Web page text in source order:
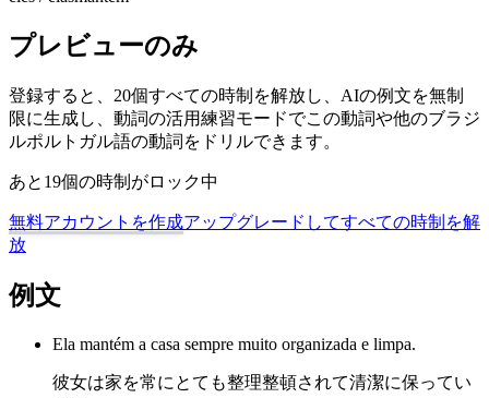
プレビューのみ
登録すると、20個すべての時制を解放し、AIの例文を無制
限に生成し、動詞の活用練習モードでこの動詞や他のブラジ
ルポルトガル語の動詞をドリルできます。
あと19個の時制がロック中
無料アカウントを作成アップグレードしてすべての時制を解
放
例文
Ela mantém a casa sempre muito organizada e limpa.
彼女は家を常にとても整理整頓されて清潔に保ってい